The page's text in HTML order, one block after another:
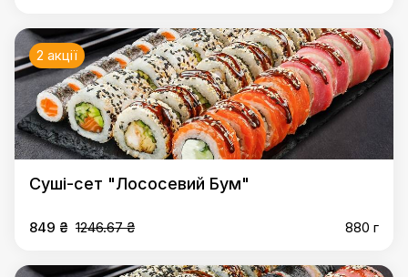
2 акції
Суші-сет "Лососевий Бум"
849 ₴ 1246.67 ₴ 880 г